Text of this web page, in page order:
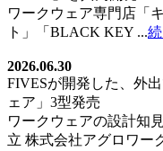
ワークウェア専門店「
ト」「BLACK KEY ...
2026.06.30
FIVESが開発した、外
ェア」3型発売
ワークウェアの設計知
立 株式会社アグロワー